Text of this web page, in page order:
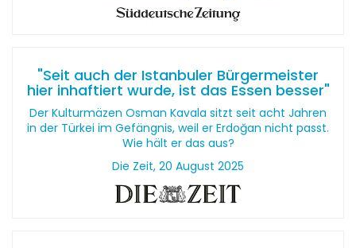
"Seit auch der Istanbuler Bürgermeister
hier inhaftiert wurde, ist das Essen besser"
Der Kulturmäzen Osman Kavala sitzt seit acht Jahren
in der Türkei im Gefängnis, weil er Erdoğan nicht passt.
Wie hält er das aus?
Die Zeit, 20 August 2025